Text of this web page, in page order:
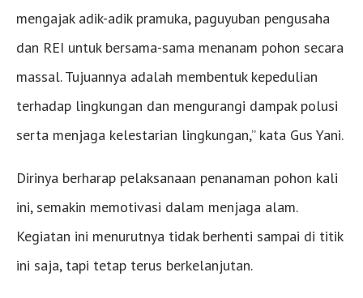
mengajak adik-adik pramuka, paguyuban pengusaha
dan REI untuk bersama-sama menanam pohon secara
massal. Tujuannya adalah membentuk kepedulian
terhadap lingkungan dan mengurangi dampak polusi
serta menjaga kelestarian lingkungan,” kata Gus Yani.
Dirinya berharap pelaksanaan penanaman pohon kali
ini, semakin memotivasi dalam menjaga alam.
Kegiatan ini menurutnya tidak berhenti sampai di titik
ini saja, tapi tetap terus berkelanjutan.